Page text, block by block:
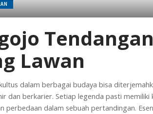
Lawan
dalam berbagai budaya bisa
dan berkarier. Setiap legenda pasti memiliki
perbedaan dalam sebuah pertandingan.